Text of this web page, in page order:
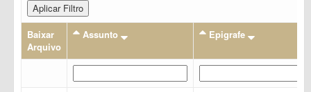
Aplicar Filtro
Baixar
Arquivo
Assunto Epigrafe